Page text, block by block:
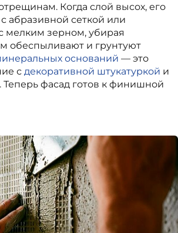
Когда слой высох, его
абразивной сеткой или
зерном, убирая
обеспыливают и грунтуют
оснований — это
с декоративной штукатуркой и
Теперь фасад готов к финишной